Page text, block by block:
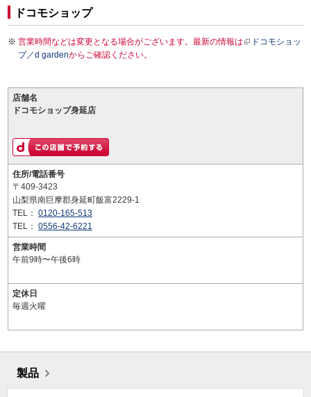
ドコモショップ
営業時間などは変更となる場合がございます。最新の情報は
ドコモショッ
プ／d gardenからご確認ください。
店舗名
ドコモショップ身延店
住所/電話番号
〒409-3423
山梨県南巨摩郡身延町飯富2229-1
TEL： 0120-165-513
TEL： 0556-42-6221
営業時間
午前9時〜午後6時
定休日
毎週火曜
製品